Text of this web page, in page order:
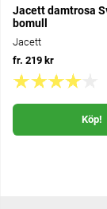
Jacett damtrosa
bomull
Jacett
fr. 219 kr
Köp!